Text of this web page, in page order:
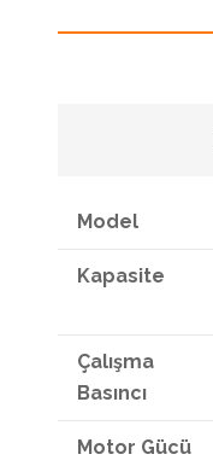
Model
Kapasite
Çalışma
Basıncı
Motor Gücü